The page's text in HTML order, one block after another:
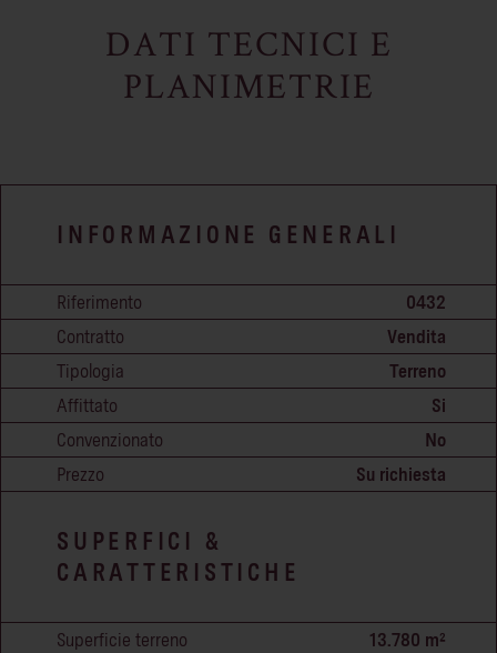
DATI TECNICI E
PLANIMETRIE
INFORMAZIONE GENERALI
Riferimento
0432
Contratto
Vendita
Tipologia
Terreno
Affittato
Si
Convenzionato
No
Prezzo
Su richiesta
SUPERFICI &
CARATTERISTICHE
Superficie terreno 13.780 m²